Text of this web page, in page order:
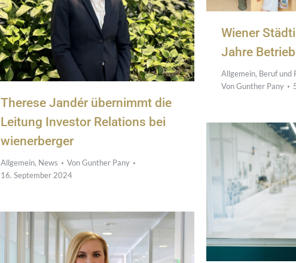
Therese Jandér übernimmt die
Leitung Investor Relations bei
wienerberger
Allgemein, News VonGunther Pany
16. September 2024
Wiener
Jahre
Allgemein, Beruf und
VonGunther Pany